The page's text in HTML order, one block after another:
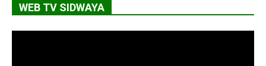
WEB TV SIDWAYA